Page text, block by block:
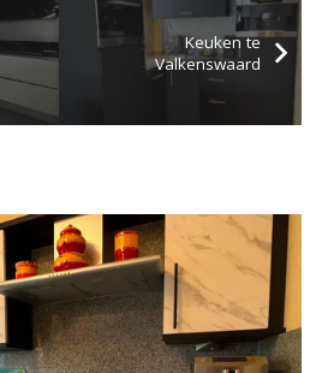
Keuken te
Valkenswaard